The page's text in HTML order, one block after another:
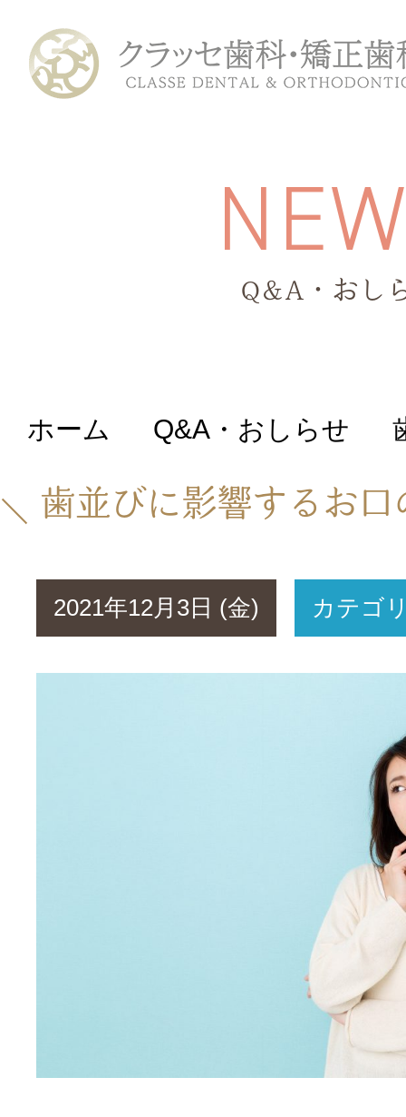
初めての方へ
院長・スタッフ紹
診療メ
Q&A・おし
NE
ホーム Q&A・おしらせ
歯並びに影響するお
2021年12月3日 (金) カテゴ